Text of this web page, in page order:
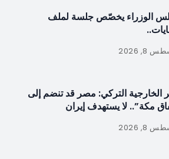
الوزراء يخصّص جلسة لملف
8, 2026
الخارجية التركي: مصر قد تنضم إلى
مكة”.. لا يستهدف إيران
8, 2026